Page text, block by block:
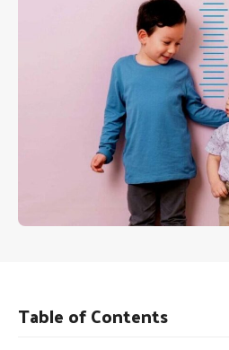
Table of Contents